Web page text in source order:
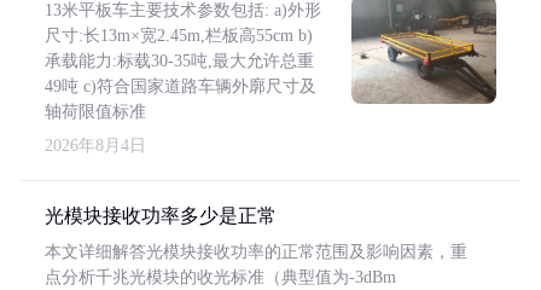
13米平板车主要技术参数包括: a)外形
尺寸:长13m×宽2.45m,栏板高55cm b)
承载能力:标载30-35吨,最大允许总重
49吨 c)符合国家道路车辆外廓尺寸及
轴荷限值标准
2026年8月4日
光模块接收功率多少是正常
本文详细解答光模块接收功率的正常范围及影响因素，重
点分析千兆光模块的收光标准（典型值为-3dBm